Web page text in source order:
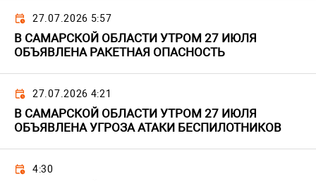
27.07.2026 5:57
В САМАРСКОЙ ОБЛАСТИ УТРОМ 27 ИЮЛЯ
ОБЪЯВЛЕНА РАКЕТНАЯ ОПАСНОСТЬ
27.07.2026 4:21
В САМАРСКОЙ ОБЛАСТИ УТРОМ 27 ИЮЛЯ
ОБЪЯВЛЕНА УГРОЗА АТАКИ БЕСПИЛОТНИКОВ
4:30